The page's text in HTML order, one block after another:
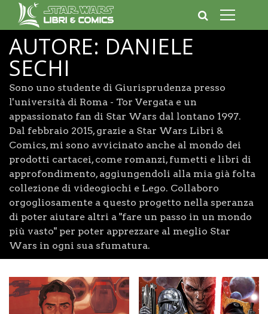
AUTORE: DANIELE
SECHI
Sono uno studente di Giurisprudenza presso
l'università di Roma - Tor Vergata e un
appassionato fan di Star Wars dal lontano 1997.
Dal febbraio 2015, grazie a Star Wars Libri &
Comics, mi sono avvicinato anche al mondo dei
prodotti cartacei, come romanzi, fumetti e libri di
approfondimento, aggiungendoli alla mia già folta
collezione di videogiochi e Lego. Collaboro
orgogliosamente a questo progetto nella speranza
di poter aiutare altri a "fare un passo in un mondo
più vasto" per poter apprezzare al meglio Star
Wars in ogni sua sfumatura.